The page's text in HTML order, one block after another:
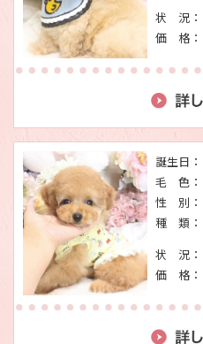
状 況：
価 格：
誕生日：
毛 色：
性 別：
種 類：
状 況：
価 格：